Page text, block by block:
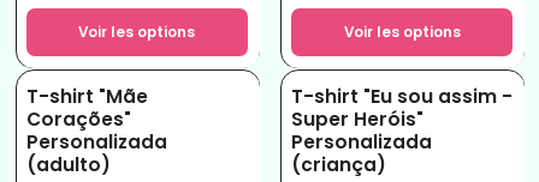
Voir les options Voir les options
T-shirt "Mãe
Corações"
Personalizada
(adulto)
-16%
T-shirt "Eu sou assim -
Super Heróis"
Personalizada
(criança)